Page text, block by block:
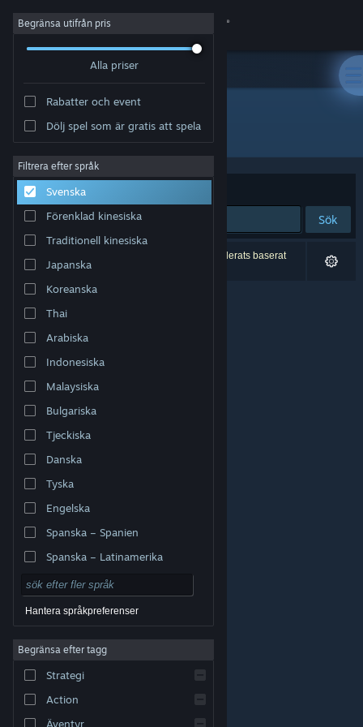
Logga in
Om
Support
Byt språk
Skaffa Steams mobilapp
Se skrivbordswebbplats
varumärken tillhör respektive ägare i USA och andra
Tillgänglighet
Återbetalningar|
Begränsa utifrån pris
Alla priser
Rabatter och event
Dölj spel som är gratis att spela
Filtrera efter språk
Svenska
Förenklad kinesiska
Traditionell kinesiska
Japanska
Koreanska
Thai
Arabiska
Indonesiska
Malaysiska
Bulgariska
Tjeckiska
Danska
Tyska
Engelska
Spanska – Spanien
Spanska – Latinamerika
Hantera språkpreferenser
Begränsa efter tagg
Strategi
Action
Äventyr
Utvecklare: Ran
Sortera efter Relevans
Sök
0 träffar matchade din sökning. 2 titlar har exkluderats baserat
på dina preferenser.